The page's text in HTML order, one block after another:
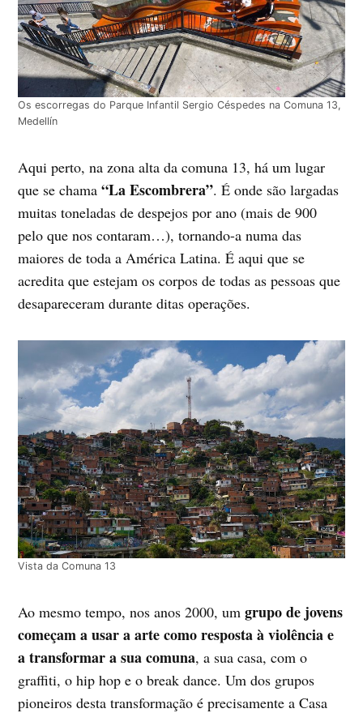
Os escorregas do Parque Infantil Sergio Céspedes na Comuna 13,
Medellín
Aqui perto, na zona alta da comuna 13, há um lugar
que se chama“La Escombrera”. É onde são largadas
muitas toneladas de despejos por ano (mais de 900
pelo que nos contaram…), tornando-a numa das
maiores de toda a América Latina. É aqui que se
acredita que estejam os corpos de todas as pessoas que
desapareceram durante ditas operações.
Vista da Comuna 13
Ao mesmo tempo, nos anos 2000, umgrupo de jovens
começam a usar a arte como resposta à violência e
a transformar a sua comuna, a sua casa, com o
graffiti, o hip hop e o break dance. Um dos grupos
pioneiros desta transformação é precisamente a Casa